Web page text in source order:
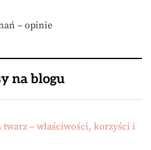
– opinie
na blogu
– właściwości, korzyści i